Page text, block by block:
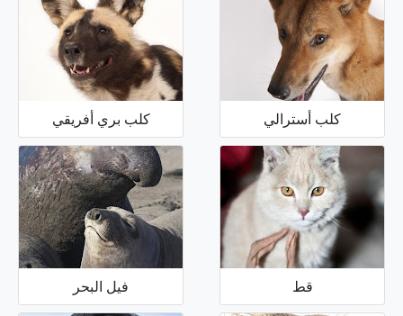
كلب أسترالي كلب بري أفريقي
قط فيل البحر